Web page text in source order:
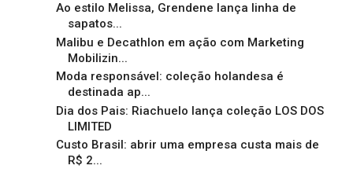
Ao estilo Melissa, Grendene lança linha de
sapatos...
Malibu e Decathlon em ação com Marketing
Mobilizin...
Moda responsável: coleção holandesa é
destinada ap...
Dia dos Pais: Riachuelo lança coleção LOS DOS
LIMITED
Custo Brasil: abrir uma empresa custa mais de
R$ 2...